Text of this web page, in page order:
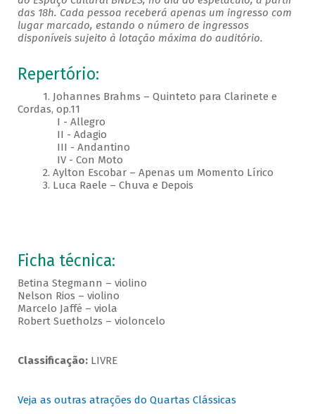
das 18h. Cada pessoa receberá apenas um ingresso com
lugar marcado, estando o número de ingressos
disponíveis sujeito à lotação máxima do auditório.
Repertório:
1. Johannes Brahms – Quinteto para Clarinete e
Cordas, op.11
I - Allegro
II - Adagio
III - Andantino
IV - Con Moto
2. Aylton Escobar – Apenas um Momento Lírico
3. Luca Raele – Chuva e Depois
Ficha técnica:
Betina Stegmann – violino
Nelson Rios – violino
Marcelo Jaffé – viola
Robert Suetholzs – violoncelo
Classificação:LIVRE
Veja as outras atrações do Quartas Clássicas